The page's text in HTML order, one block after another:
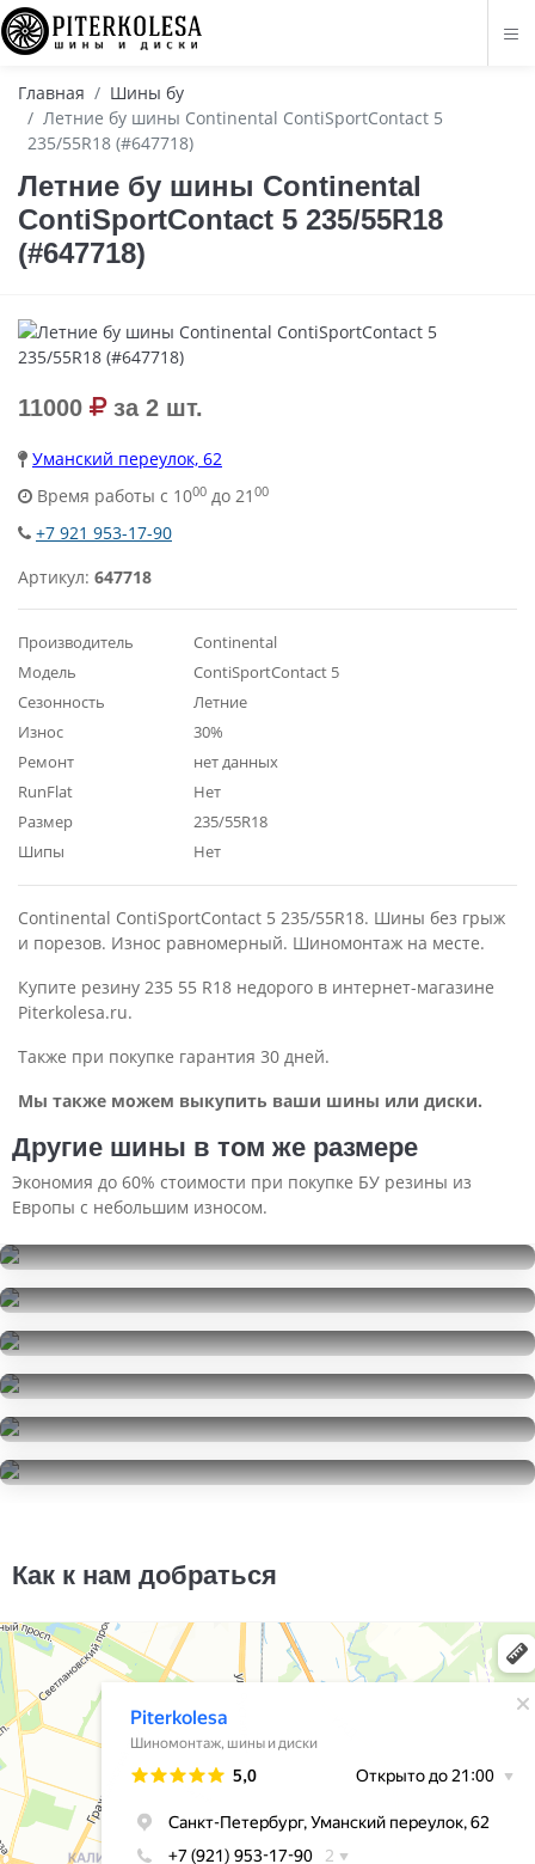
Главная
Шины бу
Летние бу шины Continental ContiSportContact 5
235/55R18 (#647718)
Летние бу шины Continental
ContiSportContact 5 235/55R18
(#647718)
11000 за 2 шт.
Уманский переулок, 62
Время работы с 1000 до 21 00
+7 921 953-17-90
Артикул: 647718
Производитель
Continental
Модель
ContiSportContact 5
Сезонность
Летние
Износ
30%
Ремонт
нет данных
RunFlat
Нет
Размер
235/55R18
Шипы
Нет
Continental ContiSportContact 5 235/55R18. Шины без грыж
и порезов. Износ равномерный. Шиномонтаж на месте.
Купите резину 235 55 R18 недорого в интернет-магазине
Piterkolesa.ru.
Также при покупке гарантия 30 дней.
Мы также можем выкупить ваши шины или диски.
Другие шины в том же размере
Экономия до 60% стоимости при покупке БУ резины из
Европы с небольшим износом.
235/55R18
12500
за 2 шт.
235/55R18
25000
за 4 шт.
235/55R18
7500
за 2 шт.
235/55R18
14000
за 4 шт.
235/55R18
Как к нам добраться